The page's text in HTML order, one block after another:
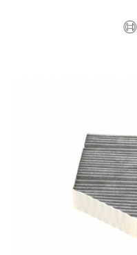
Accesorii spalare si uscare
Intretinere motor
Curatare generala
Restaurare faruri
Spalare si detailing rapid
Decontaminare vopsea